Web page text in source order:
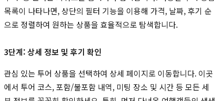
목록이 나타나면, 상단의 필터 기능을 이용해 가격, 날짜, 후기 순
으로 정렬하여 원하는 상품을 효율적으로 탐색합니다.
3단계: 상세 정보 및 후기 확인
관심 있는 투어 상품을 선택하여 상세 페이지로 이동합니다. 이곳
에서 투어 코스, 포함/불포함 내역, 미팅 장소 및 시간 등 모든 세